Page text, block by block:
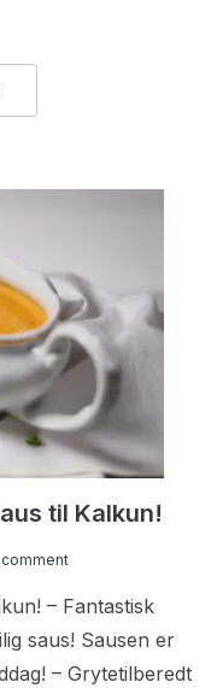
til Kalkun!
comment
– Fantastisk
saus! Sausen er
– Grytetilberedt